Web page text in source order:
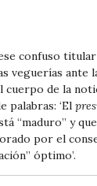
confuso
veguerías ante
cuerpo de la
palabras: ‘El
“maduro” y
por el
óptimo’.